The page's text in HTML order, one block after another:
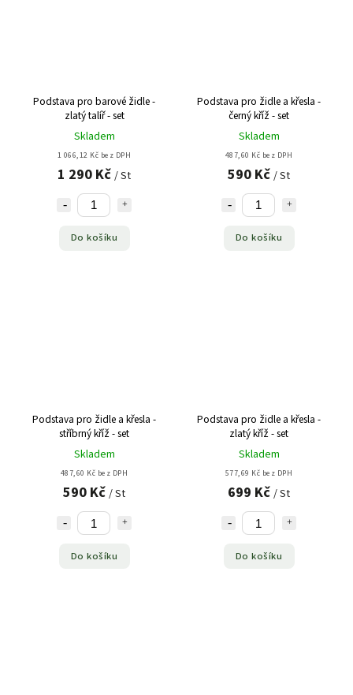
Podstava pro barové židle -
zlatý talíř - set
Skladem
1 066,12 Kč bez DPH
1 290 Kč / St
Do košíku
Podstava pro židle a křesla -
černý kříž - set
Skladem
487,60 Kč bez DPH
590 Kč / St
Do košíku
Podstava pro židle a křesla -
stříbrný kříž - set
Skladem
487,60 Kč bez DPH
590 Kč / St
Do košíku
Podstava pro židle a křesla -
zlatý kříž - set
Skladem
577,69 Kč bez DPH
699 Kč / St
Do košíku